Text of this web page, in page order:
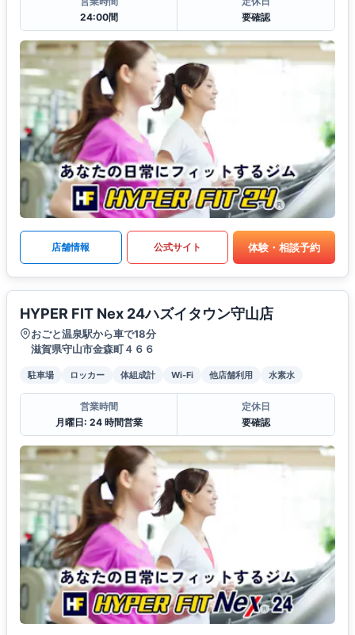
24:00間
要確認
店舗情報 公式サイト 体験・相談予約
HYPER FIT Nex 24ハズイタウン守山店
おごと温泉駅から車で18分
滋賀県守山市金森町４６６
駐車場 ロッカー 体組成計 Wi-Fi 他店舗利用 水素水
営業時間
月曜日: 24 時間営業
定休日
要確認